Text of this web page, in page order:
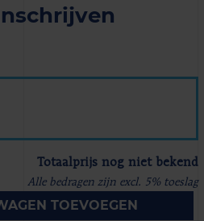
Totaalprijs nog niet bekend
Alle bedragen zijn excl. 5% toeslag
TOEVOEGEN